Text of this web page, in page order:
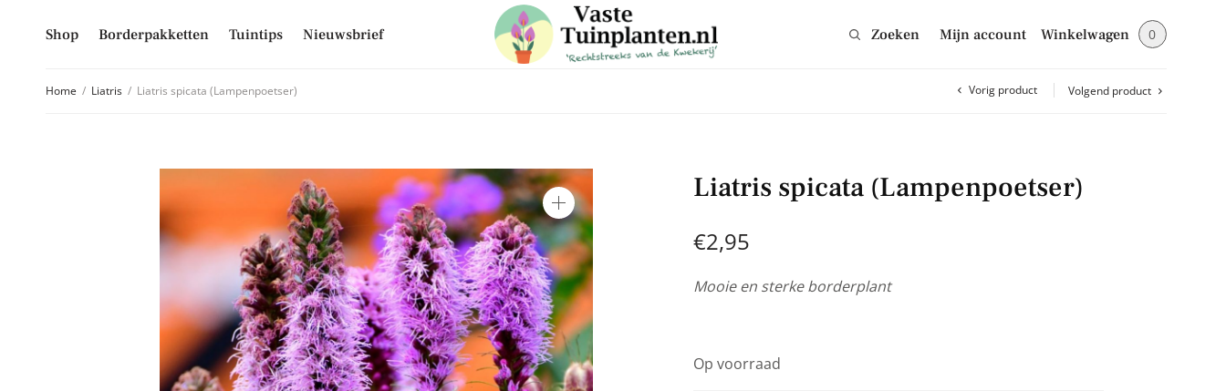
Shop Borderpakketten Tuintips Nieuwsbrief Zoeken Mijn account Winkelwagen 0
Home / Liatris / Liatris spicata (Lampenpoetser) Vorig product Volgend product
Liatris spicata (Lampenpoetser)
€2,95
Mooie en sterke borderplant
Op voorraad
Mis niet langer de laatste trends, ontvang handige tuin en planten tips & weetjes en blijf op de
hoogte van alle aanbiedingen in onze webshop
E-mailadres
Inschrijven